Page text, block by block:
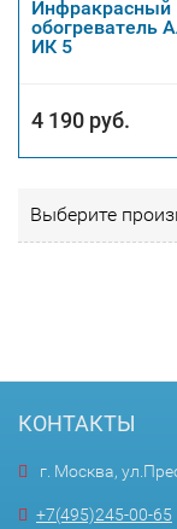
Инфракрасный
обогреватель
ИК 5
4 190 руб.
Выберите
КОНТАКТЫ
г. Москва,
+7(495)245-00-65